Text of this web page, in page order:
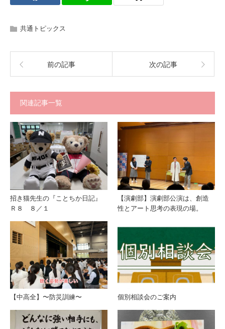
共通トピックス
前の記事 次の記事
関連記事一覧
招き猫先生の『ことちか日記』
Ｒ８ ８／１
【演劇部】演劇部公演は、創造
性とアート思考の表現の場。
【中高全】〜防災訓練〜 個別相談会のご案内